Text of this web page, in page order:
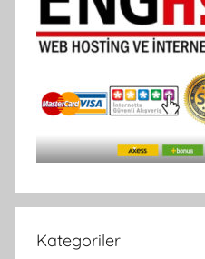
Kategoriler